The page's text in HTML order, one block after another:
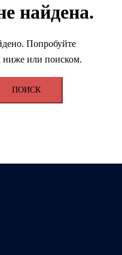
найдена.
Попробуйте
ниже или поиском.